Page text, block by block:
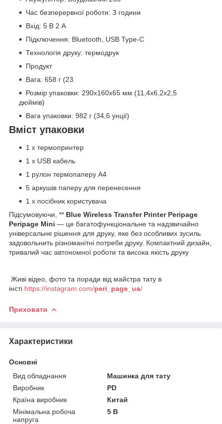
Час безперервної роботи: 3 години
Вхід: 5 В 2 А
Підключення: Bluetooth, USB Type-C
Технологія друку: термодрук
Продукт
Вага: 658 г (23.
Розмір упаковки: 290x160x65 мм (11,4x6,2x2,5
дюймів)
Вага упаковки: 982 г (34,6 унції)
Вміст упаковки
1 x термопринтер
1 x USB кабель
1 рулон термопаперу A4
5 аркушів паперу для перенесення
1 х посібник користувача
Підсумовуючи, ** Blue Wireless Transfer Printer Peripage
Peripage Mini — це багатофункціональне та надзвичайно
універсальне рішення для друку, яке без особливих зусиль
задовольнить різноманітні потреби друку. Компактний дизайн,
тривалий час автономної роботи та висока якість друку
Живі відео, фото та поради від майстра тату в
інсті https://instagram.com/peri_page_ua/
Приховати
Характеристики
Основні
Вид обладнання
Машинка для тату
Виробник
PD
Країна виробник
Китай
Мінімальна робоча
напруга
5 В